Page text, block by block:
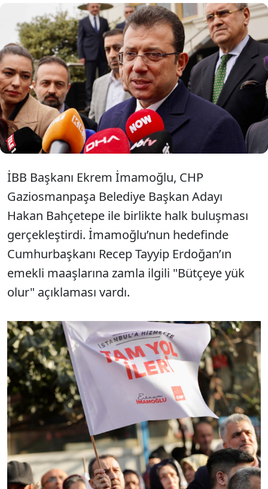
İBB Başkanı Ekrem İmamoğlu, Cumhurbaşkanı
Erdoğan’ın emekli maaşlarına zammın bütçeye
yük olacağı yönündeki açıklamasına
Gaziosmanpaşa mitinginde sert tepki gösterdi.
İmamoğlu “Hükümet, 16 milyon emeklimize
cumhuriyet tarihinin en büyük zulmünü
çektiriyor” dedi.
İBB Başkanı Ekrem İmamoğlu, CHP
Gaziosmanpaşa Belediye Başkan Adayı
Hakan Bahçetepe ile birlikte halk buluşması
gerçekleştirdi. İmamoğlu’nun hedefinde
Cumhurbaşkanı Recep Tayyip Erdoğan’ın
emekli maaşlarına zamla ilgili "Bütçeye yük
olur" açıklaması vardı.